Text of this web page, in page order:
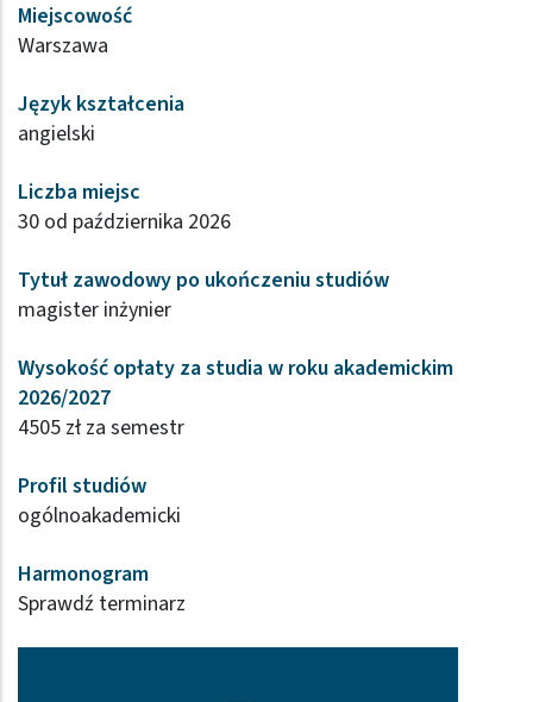
Miejscowość
Warszawa
Język kształcenia
angielski
Liczba miejsc
30 od października 2026
Tytuł zawodowy po ukończeniu studiów
magister inżynier
Wysokość opłaty za studia w roku akademickim
2026/2027
4505 zł za semestr
Profil studiów
ogólnoakademicki
Harmonogram
Sprawdź terminarz